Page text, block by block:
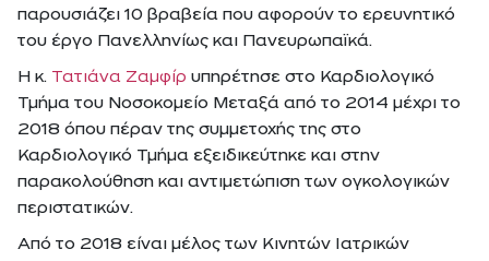
παρουσιάζει 10 βραβεία που αφορούν το ερευνητικό
του έργο Πανελληνίως και Πανευρωπαϊκά.
Η κ. Τατιάνα Ζαμφίρ υπηρέτησε στο Καρδιολογικό
Τμήμα του Νοσοκομείο Μεταξά από το 2014 μέχρι το
2018 όπου πέραν της συμμετοχής της στο
Καρδιολογικό Τμήμα εξειδικεύτηκε και στην
παρακολούθηση και αντιμετώπιση των ογκολογικών
περιστατικών.
Από το 2018 είναι μέλος των Κινητών Ιατρικών